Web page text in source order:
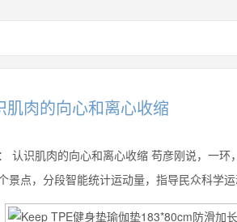
肌肉的向心和离心收缩
认识肌肉的向心和离心收缩 苟彦刚说，一
景点，分段智能统计运动量，指导民众科学